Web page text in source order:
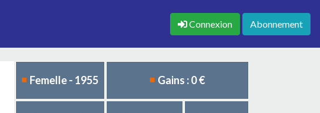
Connexion Abonnement
Femelle - 1955 Gains : 0 €